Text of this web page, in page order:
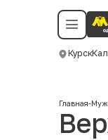
Курск
Политика
©️ Мегахенд
Главная-